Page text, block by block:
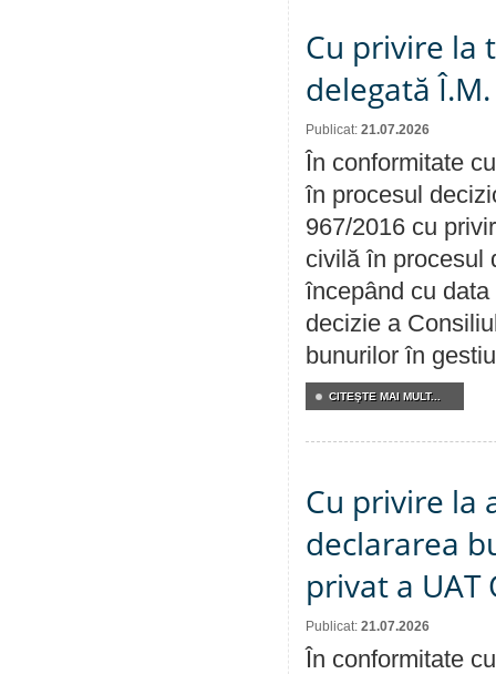
Cu privire la
delegată
Publicat: 21.07.2026
În conformitate
în procesul
967/2016 cu
civilă în procesul
începând cu
decizie a
bunurilor în
CITEŞTE MAI MULT...
Cu privire la
declararea
privat a UAT
Publicat: 21.07.2026
În conformitate